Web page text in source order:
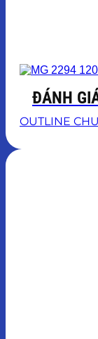
ĐÁNH
OUTLINE